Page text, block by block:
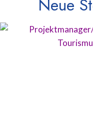
Neue